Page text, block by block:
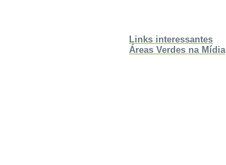
Links interessantes
Áreas Verdes na Mídia